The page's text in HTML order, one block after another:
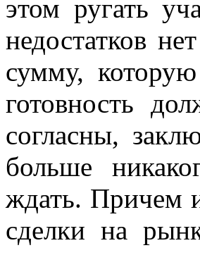
этом ругать
недостатков
сумму,
готовность
согласны,
больше
ждать. Причем
сделки на